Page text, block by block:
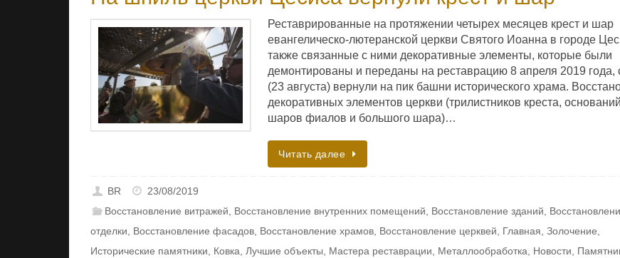
Реставрированные на протяжении четырех месяцев крест и шар
евангелическо-лютеранской церкви Святого Иоанна в городе
также связанные с ними декоративные элементы, которые были
демонтированы и переданы на реставрацию 8 апреля 2019 года,
(23 августа) вернули на пик башни исторического храма.
декоративных элементов церкви (трилистников креста,
шаров фиалов и большого шара)…
Читать далее
BR
23/08/2019
Восстановление витражей, Восстановление внутренних помещений, Восстановление зданий,
отделки, Восстановление фасадов, Восстановление храмов, Восстановление церквей, Главная, Золочение,
Исторические памятники, Ковка, Лучшие объекты, Мастера реставрации, Металлообработка, Новости,